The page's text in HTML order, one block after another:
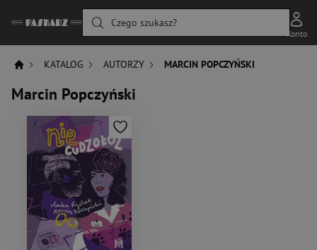
Czego szukasz?
Konto
KATALOG AUTORZY MARCIN POPCZYŃSKI
Marcin Popczyński